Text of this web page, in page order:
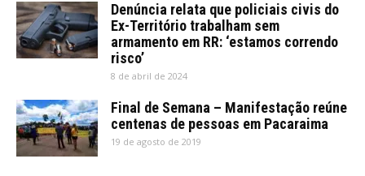
Denúncia relata que policiais civis do
Ex-Território trabalham sem
armamento em RR: ‘estamos correndo
risco’
8 de abril de 2024
Final de Semana – Manifestação reúne
centenas de pessoas em Pacaraima
19 de agosto de 2019